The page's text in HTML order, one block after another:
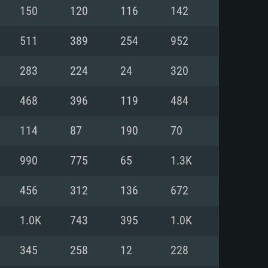
DirectX 11 ou plus et
1060 et plus, Radeon RX
Internet à haut débit
Vega II ou plus avec
Internet à haut débit
1060 avec les derniers
mois) / de même pour AMD
les derniers drivers de
150 120 116 142
511 389 254 952
283 224 24 320
468 396 119 484
114 87 190 70
990 775 65 1.3K
456 312 136 672
1.0K 743 395 1.0K
345 258 12 228